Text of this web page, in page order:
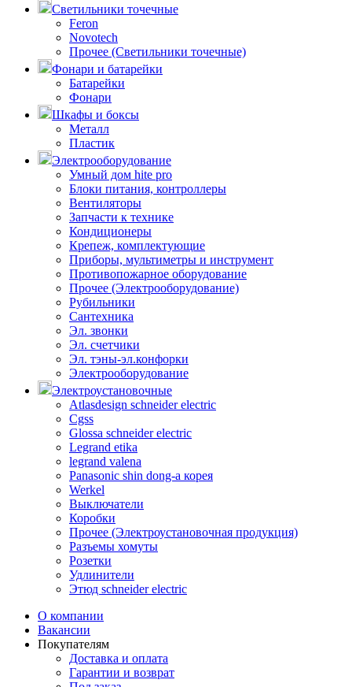
Светильники точечные
Feron
Novotech
Прочее (Светильники точечные)
Фонари и батарейки
Батарейки
Фонари
Шкафы и боксы
Металл
Пластик
Электрооборудование
Умный дом hite pro
Блоки питания, контроллеры
Вентиляторы
Запчасти к технике
Кондиционеры
Крепеж, комплектующие
Приборы, мультиметры и инструмент
Противопожарное оборудование
Прочее (Электрооборудование)
Рубильники
Сантехника
Эл. звонки
Эл. счетчики
Эл. тэны-эл.конфорки
Электрооборудование
Электроустановочные
Atlasdesign schneider electric
Cgss
Glossa schneider electric
Legrand etika
legrand valena
Panasonic shin dong-a корея
Werkel
Выключатели
Коробки
Прочее (Электроустановочная продукция)
Разъемы хомуты
Розетки
Удлинители
Этюд schneider electric
О компании
Вакансии
Покупателям
Доставка и оплата
Гарантии и возврат